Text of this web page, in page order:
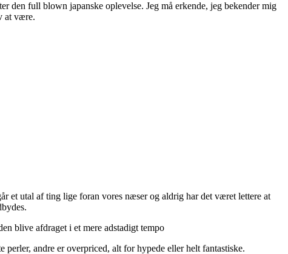
den full blown japanske oplevelse. Jeg må erkende, jeg bekender mig
at være.
et utal af ting lige foran vores næser og aldrig har det været lettere at
blive afdraget i et mere adstadigt tempo
andre er overpriced, alt for hypede eller helt fantastiske.